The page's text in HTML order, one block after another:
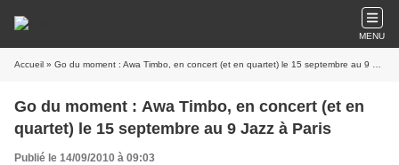
MENU
Accueil » Go du moment : Awa Timbo, en concert (et en quartet) le 15 septembre au 9 Jazz à Paris
Go du moment : Awa Timbo, en concert (et en
quartet) le 15 septembre au 9 Jazz à Paris
Publié le 14/09/2010 à 09:03